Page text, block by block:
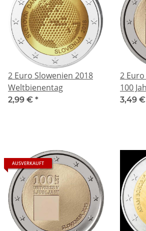
2 Euro Slowenien 2018
Weltbienentag
2,99 € *
2
100
3,49 €
AUSVERKAUFT